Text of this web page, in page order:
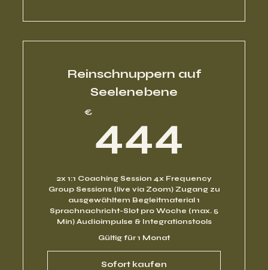
Reinschnuppern auf
Seelenebene
€ 444
2x 1:1 Coaching Session 4x Frequency
Group Sessions (live via Zoom) Zugang zu
ausgewähltem Begleitmaterial 1
Sprachnachricht-Slot pro Woche (max. 5
Min) Audioimpulse & Integrationstools
Gültig für 1 Monat
Sofort kaufen